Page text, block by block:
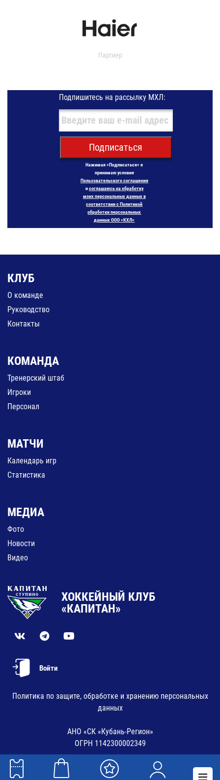
Партнер
Подпишитесь на рассылку МХЛ:
Подписаться
Нажимая «Подписаться» я
принимаю условия
Пользовательского соглашения
исоглашаюсь на обработку
моих персональных данных в
соответствии с Политикой
обработки персональных
данных ООО «КХЛ»
КЛУБ
О команде
Руководство
Контакты
КОМАНДА
Тренерский штаб
Игроки
Персонал
МАТЧИ
Календарь игр
Статистика
МЕДИА
Фото
Новости
Видео
ХОККЕЙНЫЙ КЛУБ
«КАПИТАН»
Войти
Политика по защите, обработке и хранению персональных
данных
АНО «СК «Кубань-Регион»
ОГРН 1142300002349